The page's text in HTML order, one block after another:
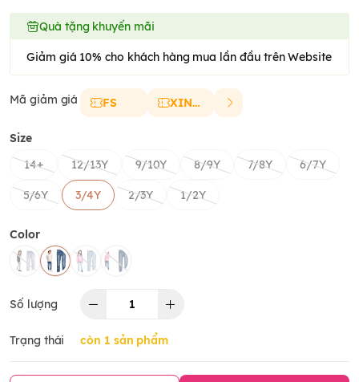
Quà tặng khuyến mãi
Giảm giá 10% cho khách hàng mua lần đầu trên Website
Mã giảm giá FS XINCHAO
Size
14+
12/13Y 9/10Y 8/9Y 7/8Y 6/7Y
5/6Y 3/4Y 2/3Y 1/2Y
Color
Số lượng
Trạng thái còn 1 sản phẩm